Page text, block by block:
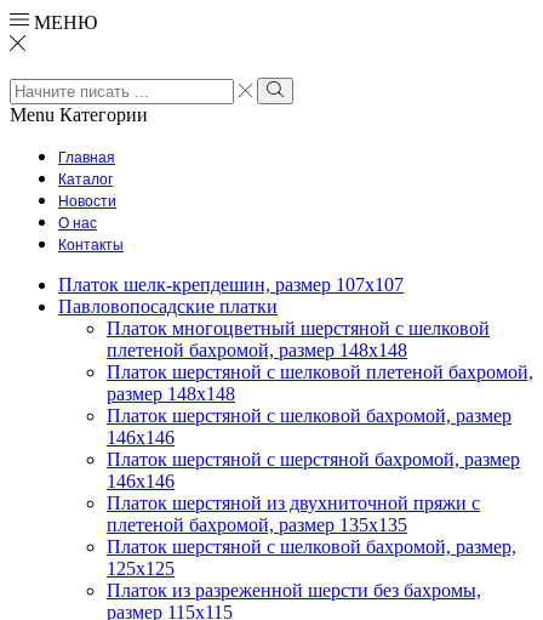
МЕНЮ
Search
input
Search
Menu Категории
Главная
Каталог
Новости
О нас
Контакты
Платок шелк-крепдешин, размер 107х107
Павловопосадские платки
Платок многоцветный шерстяной с шелковой
плетеной бахромой, размер 148х148
Платок шерстяной с шелковой плетеной бахромой,
размер 148х148
Платок шерстяной с шелковой бахромой, размер
146х146
Платок шерстяной с шерстяной бахромой, размер
146х146
Платок шерстяной из двухниточной пряжи с
плетеной бахромой, размер 135х135
Платок шерстяной с шелковой бахромой, размер,
125x125
Платок из разреженной шерсти без бахромы,
размер 115х115